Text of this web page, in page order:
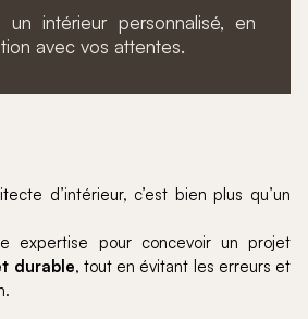
intérieur personnalisé, en
avec vos attentes.
d’intérieur, c’est bien plus qu’un
expertise pour concevoir un projet
durable, tout en évitant les erreurs et